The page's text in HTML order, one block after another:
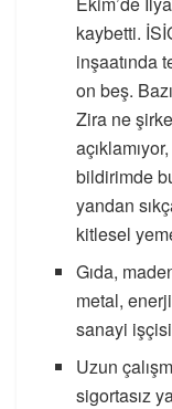
kaybetti.
inşaatında
on beş.
Zira ne
bildirimde
yandan
kitlesel
Gıda,
metal,
sanayi
Uzun
sigortasız